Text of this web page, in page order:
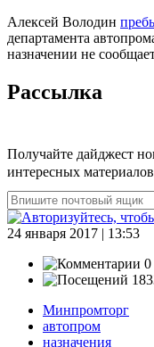
Алексей Володин
департамента
назначении не
Рассылка
Получайте дайджест
интересных
24 января 2017 | 13:53
0
Минпромторг
автопром
назначения